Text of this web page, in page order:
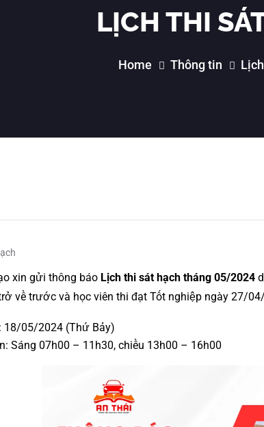
LỊCH THI
Home Thông tin
xin gửi thông báo Lịch thi sát hạch tháng 05/2024
về trước và học viên thi đạt Tốt nghiệp ngày 27/
18/05/2024 (Thứ Bảy)
Sáng 07h00 – 11h30, chiều 13h00 – 16h00